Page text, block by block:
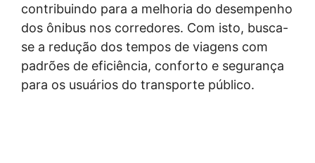
contribuindo para a melhoria do desempenho
dos ônibus nos corredores. Com isto, busca-
se a redução dos tempos de viagens com
padrões de eficiência, conforto e segurança
para os usuários do transporte público.